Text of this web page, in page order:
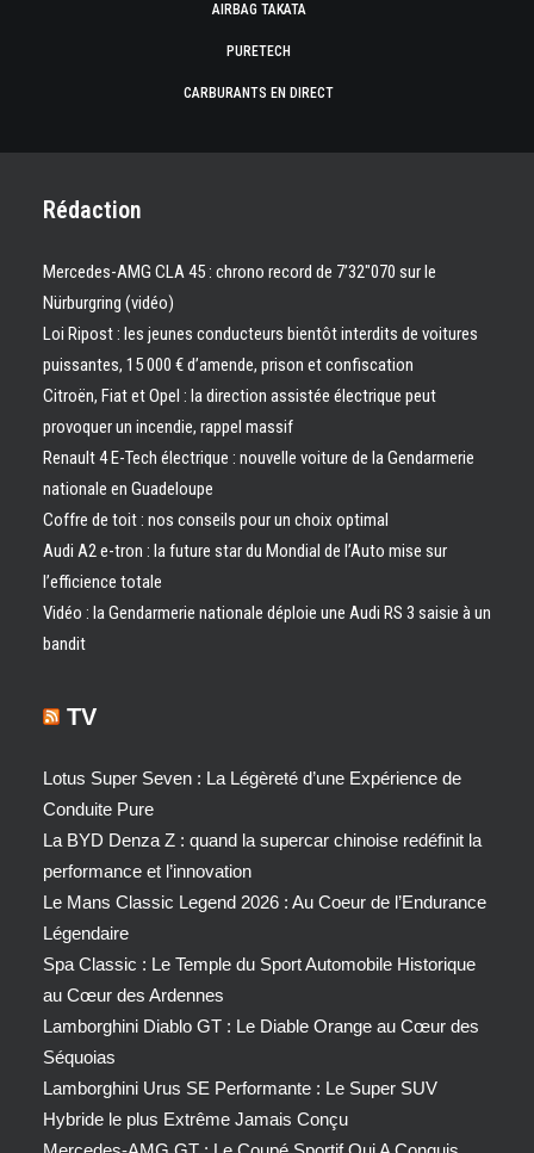
AIRBAG TAKATA
PURETECH
CARBURANTS EN DIRECT
Rédaction
Mercedes-AMG CLA 45 : chrono record de 7’32″070 sur le
Nürburgring (vidéo)
Loi Ripost : les jeunes conducteurs bientôt interdits de voitures
puissantes, 15 000 € d’amende, prison et confiscation
Citroën, Fiat et Opel : la direction assistée électrique peut
provoquer un incendie, rappel massif
Renault 4 E-Tech électrique : nouvelle voiture de la Gendarmerie
nationale en Guadeloupe
Coffre de toit : nos conseils pour un choix optimal
Audi A2 e-tron : la future star du Mondial de l’Auto mise sur
l’efficience totale
Vidéo : la Gendarmerie nationale déploie une Audi RS 3 saisie à un
bandit
TV
Lotus Super Seven : La Légèreté d’une Expérience de
Conduite Pure
La BYD Denza Z : quand la supercar chinoise redéfinit la
performance et l’innovation
Le Mans Classic Legend 2026 : Au Coeur de l’Endurance
Légendaire
Spa Classic : Le Temple du Sport Automobile Historique
au Cœur des Ardennes
Lamborghini Diablo GT : Le Diable Orange au Cœur des
Séquoias
Lamborghini Urus SE Performante : Le Super SUV
Hybride le plus Extrême Jamais Conçu